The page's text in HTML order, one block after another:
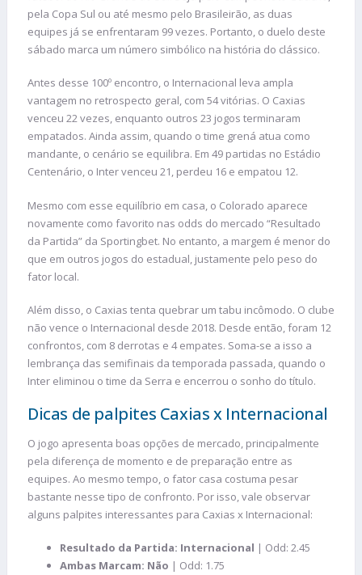
pela Copa Sul ou até mesmo pelo Brasileirão, as duas
equipes já se enfrentaram 99 vezes. Portanto, o duelo deste
sábado marca um número simbólico na história do clássico.
Antes desse 100º encontro, o Internacional leva ampla
vantagem no retrospecto geral, com 54 vitórias. O Caxias
venceu 22 vezes, enquanto outros 23 jogos terminaram
empatados. Ainda assim, quando o time grená atua como
mandante, o cenário se equilibra. Em 49 partidas no Estádio
Centenário, o Inter venceu 21, perdeu 16 e empatou 12.
Mesmo com esse equilíbrio em casa, o Colorado aparece
novamente como favorito nas odds do mercado “Resultado
da Partida” da Sportingbet. No entanto, a margem é menor do
que em outros jogos do estadual, justamente pelo peso do
fator local.
Além disso, o Caxias tenta quebrar um tabu incômodo. O clube
não vence o Internacional desde 2018. Desde então, foram 12
confrontos, com 8 derrotas e 4 empates. Soma-se a isso a
lembrança das semifinais da temporada passada, quando o
Inter eliminou o time da Serra e encerrou o sonho do título.
Dicas de palpites Caxias x Internacional
O jogo apresenta boas opções de mercado, principalmente
pela diferença de momento e de preparação entre as
equipes. Ao mesmo tempo, o fator casa costuma pesar
bastante nesse tipo de confronto. Por isso, vale observar
alguns palpites interessantes para Caxias x Internacional:
Resultado da Partida: Internacional | Odd: 2.45
Ambas Marcam: Não | Odd: 1.75